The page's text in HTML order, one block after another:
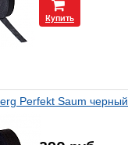
Купить
Perfekt Saum черный